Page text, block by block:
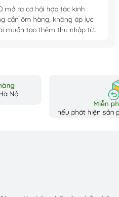
mở ra cơ hội hợp tác kinh
cần ôm hàng, không áp lực
muốn tạo thêm thu nhập từ
Nội
Miễn
nếu phát hiện sản